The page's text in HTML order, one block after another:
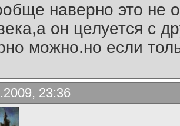
наверно это не
он целуется с
можно.но если
23:36